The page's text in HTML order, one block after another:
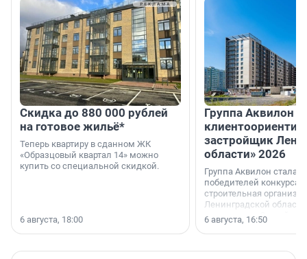
Скидка до 880 000 рублей
на готовое жильё*
Теперь квартиру в сданном ЖК
«Образцовый квартал 14» можно
купить со специальной скидкой.
6 августа, 18:00
Группа Аквилон
застройщик
области» 2026
Группа Аквилон стала
победителей конкурса
строительная
Ленинградской области
номинации «Самый
застройщик
области».
6 августа, 16:50